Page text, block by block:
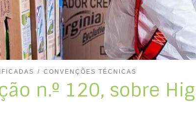
CONVENÇÕES TÉCNICAS
n.º 120, sobre